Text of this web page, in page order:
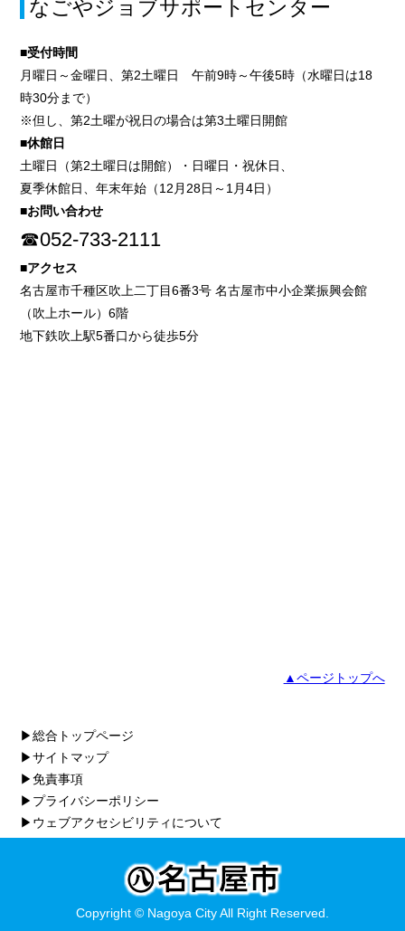
なごやジョブサポートセンター
■受付時間
月曜日～金曜日、第2土曜日 午前9時～午後5時（水曜日は18
時30分まで）
※但し、第2土曜が祝日の場合は第3土曜日開館
■休館日
土曜日（第2土曜日は開館）・日曜日・祝休日、
夏季休館日、年末年始（12月28日～1月4日）
■お問い合わせ
☎052-733-2111
■アクセス
名古屋市千種区吹上二丁目6番3号 名古屋市中小企業振興会館
（吹上ホール）6階
地下鉄吹上駅5番口から徒歩5分
▲ページトップへ
▶総合トップページ
▶サイトマップ
▶免責事項
▶プライバシーポリシー
▶ウェブアクセシビリティについて
Copyright © Nagoya City All Right Reserved.